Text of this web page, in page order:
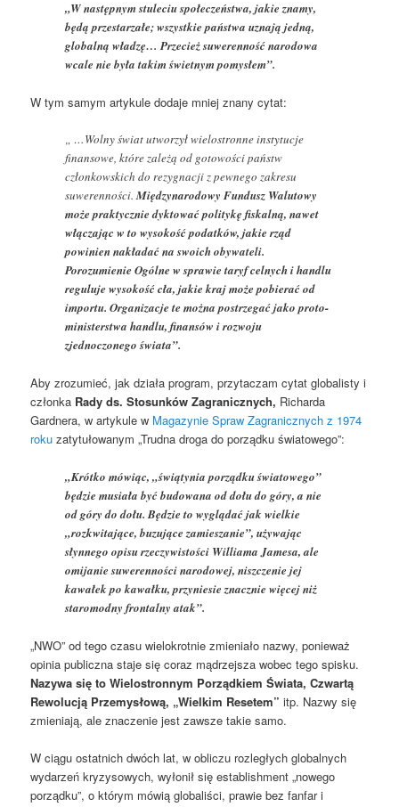
„W następnym stuleciu społeczeństwa, jakie znamy,
będą przestarzałe; wszystkie państwa uznają jedną,
globalną władzę… Przecież suwerenność narodowa
wcale nie była takim świetnym pomysłem”.
W tym samym artykule dodaje mniej znany cytat:
„ …Wolny świat utworzył wielostronne instytucje
finansowe, które zależą od gotowości państw
członkowskich do rezygnacji z pewnego zakresu
suwerenności.Międzynarodowy Fundusz Walutowy
może praktycznie dyktować politykę fiskalną, nawet
włączając w to wysokość podatków, jakie rząd
powinien nakładać na swoich obywateli.
Porozumienie Ogólne w sprawie taryf celnych i handlu
reguluje wysokość cła, jakie kraj może pobierać od
importu. Organizacje te można postrzegać jako proto-
ministerstwa handlu, finansów i rozwoju
zjednoczonego świata”.
Aby zrozumieć, jak działa program, przytaczam cytat globalisty i
członka Rady ds. Stosunków Zagranicznych, Richarda
Gardnera, w artykule w Magazynie Spraw Zagranicznych z 1974
roku zatytułowanym „Trudna droga do porządku światowego”:
„Krótko mówiąc, „świątynia porządku światowego”
będzie musiała być budowana od dołu do góry, a nie
od góry do dołu. Będzie to wyglądać jak wielkie
„rozkwitające, buzujące zamieszanie”, używając
słynnego opisu rzeczywistości Williama Jamesa, ale
omijanie suwerenności narodowej, niszczenie jej
kawałek po kawałku, przyniesie znacznie więcej niż
staromodny frontalny atak”.
„NWO” od tego czasu wielokrotnie zmieniało nazwy, ponieważ
opinia publiczna staje się coraz mądrzejsza wobec tego spisku.
Nazywa się to Wielostronnym Porządkiem Świata, Czwartą
Rewolucją Przemysłową, „Wielkim Resetem”itp. Nazwy się
zmieniają, ale znaczenie jest zawsze takie samo.
W ciągu ostatnich dwóch lat, w obliczu rozległych globalnych
wydarzeń kryzysowych, wyłonił się establishment „nowego
porządku”, o którym mówią globaliści, prawie bez fanfar i